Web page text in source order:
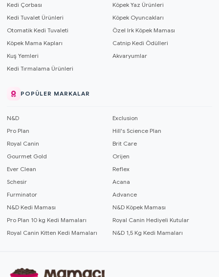
Kedi Çorbası
Köpek Yaz Ürünleri
Kedi Tuvalet Ürünleri
Köpek Oyuncakları
Otomatik Kedi Tuvaleti
Özel Irk Köpek Maması
Köpek Mama Kapları
Catnip Kedi Ödülleri
Kuş Yemleri
Akvaryumlar
Kedi Tırmalama Ürünleri
POPÜLER MARKALAR
N&D
Exclusion
Pro Plan
Hill's Science Plan
Royal Canin
Brit Care
Gourmet Gold
Orijen
Ever Clean
Reflex
Schesir
Acana
Furminator
Advance
N&D Kedi Maması
N&D Köpek Maması
Pro Plan 10 kg Kedi Mamaları
Royal Canin Hediyeli Kutular
Royal Canin Kitten Kedi Mamaları
N&D 1,5 Kg Kedi Mamaları